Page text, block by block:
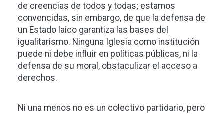
de creencias de todos y todas; estamos
convencidas, sin embargo, de que la defensa de
un Estado laico garantiza las bases del
igualitarismo. Ninguna Iglesia como institución
puede ni debe influir en políticas públicas, ni la
defensa de su moral, obstaculizar el acceso a
derechos.
Ni una menos no es un colectivo partidario, pero